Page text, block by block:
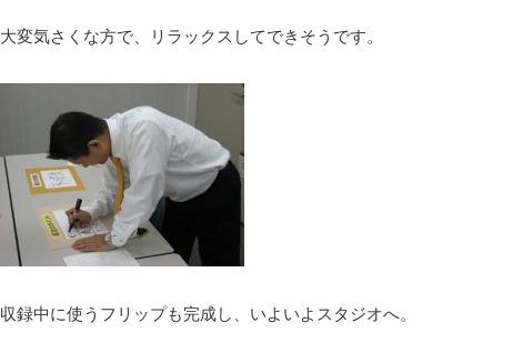
大変気さくな方で、リラックスしてできそうです。
収録中に使うフリップも完成し、いよいよスタジオへ。